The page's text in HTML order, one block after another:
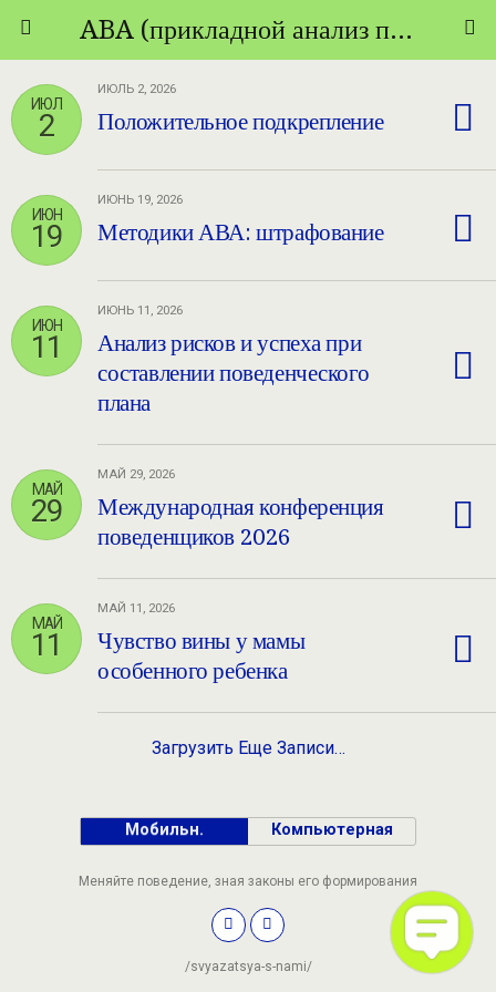
ABA (прикладной анализ поведения) - ТЕОРИЯ И ПРАКТИКА
ИЮЛ
2
ИЮЛЬ 2, 2026
Положительное подкрепление
ИЮН
19
ИЮНЬ 19, 2026
Методики АВА: штрафование
ИЮН
11
ИЮНЬ 11, 2026
Анализ рисков и успеха при
составлении поведенческого
плана
МАЙ
29
МАЙ 29, 2026
Международная конференция
поведенщиков 2026
МАЙ
11
МАЙ 11, 2026
Чувство вины у мамы
особенного ребенка
Загрузить Еще Записи…
Мобильн. Компьютерная
Меняйте поведение, зная законы его формирования
/svyazatsya-s-nami/